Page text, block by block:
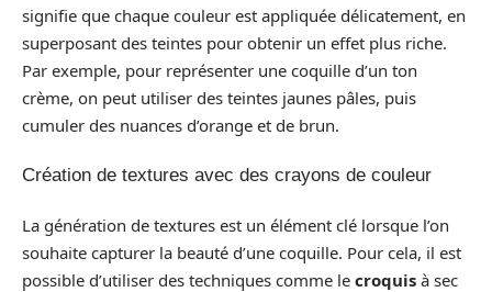
signifie que chaque couleur est appliquée délicatement, en
superposant des teintes pour obtenir un effet plus riche.
Par exemple, pour représenter une coquille d’un ton
crème, on peut utiliser des teintes jaunes pâles, puis
cumuler des nuances d’orange et de brun.
Création de textures avec des crayons de couleur
La génération de textures est un élément clé lorsque l’on
souhaite capturer la beauté d’une coquille. Pour cela, il est
possible d’utiliser des techniques comme le croquis à sec